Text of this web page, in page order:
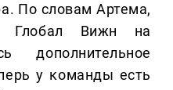
По словам Артема,
Глобал Вижн на
дополнительное
у команды есть